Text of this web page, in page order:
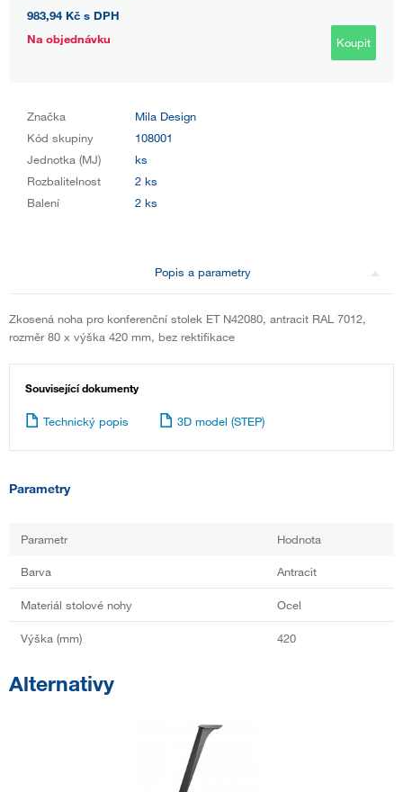
983,94 Kč s DPH
Na objednávku
Koupit
Značka
Mila Design
Kód skupiny
108001
Jednotka (MJ)
ks
Rozbalitelnost
2 ks
Balení
2 ks
Popis a parametry
Zkosená noha pro konferenční stolek ET N42080, antracit RAL 7012,
rozměr 80 x výška 420 mm, bez rektifikace
Související dokumenty
Technický popis 3D model (STEP)
Parametry
Parametr Hodnota
Barva Antracit
Materiál stolové nohy Ocel
Výška (mm) 420
Alternativy